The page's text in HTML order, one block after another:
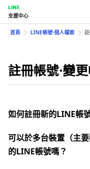
LINE
支援中心
首頁 LINE帳號⋅個人檔案
註冊帳號⋅變
如何註冊新的LINE帳
可以於多台裝置（主
的LINE帳號嗎？